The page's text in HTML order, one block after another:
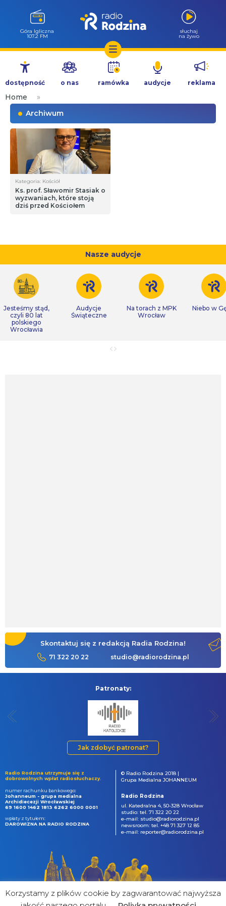
Przejdź
treści
Góra Igliczna
107.2 FM
słuchaj
na żywo
dostępność o nas ramówka audycje reklama
Home
»
Archiwum
Kategoria: Kościół
Ks. prof. Sławomir Stasiak o
wyzwaniach, które stoją
dziś przed Kościołem
Nasze audycje
Jesteśmy stąd,
czyli 80 lat
polskiego
Wrocławia
Audycje
Świąteczne
Na torach z MPK
Wrocław
Niebo w
Skontaktuj się z redakcją Radia Rodzina!
71 322 20 22 studio@radiorodzina.pl
Patronaty:
Jak zdobyć patronat?
Radio Rodzina utrzymuje się z
dobrowolnych wpłat radiosłuchaczy.
numer rachunku bankowego:
Johanneum - grupa medialna
Archidiecezji Wrocławskiej
69 1600 1462 1813 6262 6000 0001
wpłaty z tytułem:
DAROWIZNA NA RADIO RODZINA
© Radio Rodzina 2018 |
Grupa Medialna JOHANNEUM
Radio Rodzina
ul. Katedralna 4, 50-328 Wrocław
studio: tel. 71 322 20 22
e-mail: studio@radiorodzina.pl
newsroom: tel. +48 71 327 12 85
e-mail: reporter@radiorodzina.pl
Korzystamy z plików cookie by zagwarantować najwyższa